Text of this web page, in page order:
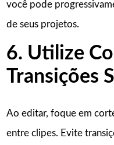
você pode
de seus projetos.
6. Utilize
Transições
Ao editar, foque em
entre clipes. Evite